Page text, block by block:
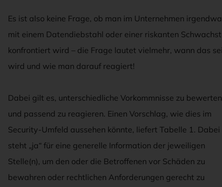
Es ist also keine Frage, ob man im Unternehmen
mit einem Datendiebstahl oder einer riskanten
konfrontiert wird – die Frage lautet vielmehr, wann das
wird und wie man darauf reagiert!
Dabei gilt es, unterschiedliche Vorkommnisse zu bewerten
und passend zu reagieren. Einen Vorschlag, wie dies im
Security-Umfeld aussehen könnte, liefert Tabelle 1. Dabei
steht „ja“ für eine generelle Information der jeweiligen
Stelle(n), um den oder die Betroffenen vor Schäden zu
bewahren oder rechtlichen Anforderungen gerecht zu